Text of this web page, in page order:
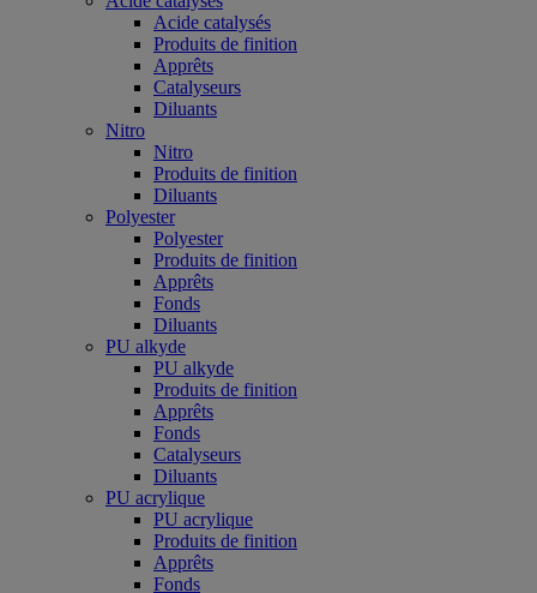
Acide catalysés
Produits de finition
Apprêts
Catalyseurs
Diluants
Nitro
Nitro
Produits de finition
Diluants
Polyester
Polyester
Produits de finition
Apprêts
Fonds
Diluants
PU alkyde
PU alkyde
Produits de finition
Apprêts
Fonds
Catalyseurs
Diluants
PU acrylique
PU acrylique
Produits de finition
Apprêts
Fonds